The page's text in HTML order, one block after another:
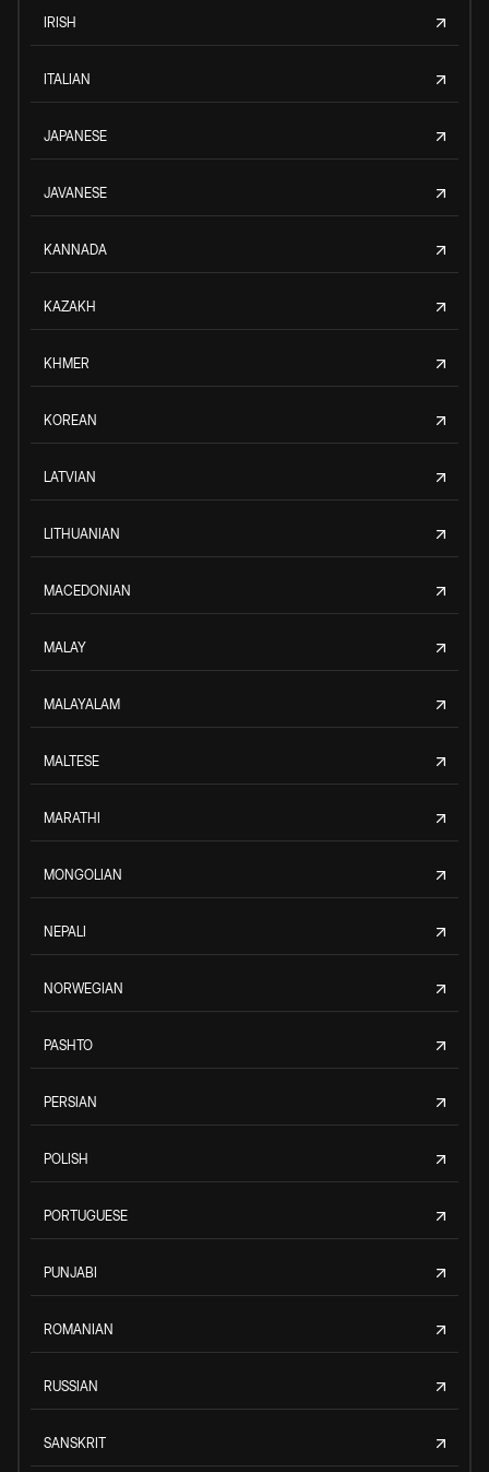
IRISH
ITALIAN
JAPANESE
JAVANESE
KANNADA
KAZAKH
KHMER
KOREAN
LATVIAN
LITHUANIAN
MACEDONIAN
MALAY
MALAYALAM
MALTESE
MARATHI
MONGOLIAN
NEPALI
NORWEGIAN
PASHTO
PERSIAN
POLISH
PORTUGUESE
PUNJABI
ROMANIAN
RUSSIAN
SANSKRIT